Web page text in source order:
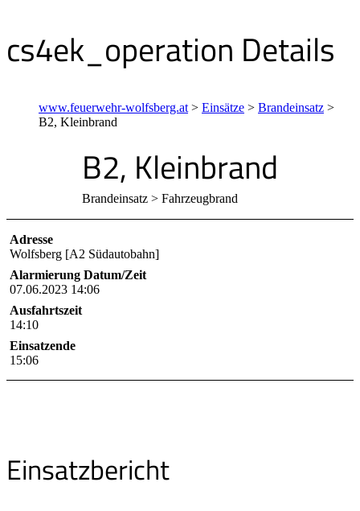
cs4ek_operation Details
www.feuerwehr-wolfsberg.at > Einsätze > Brandeinsatz >
B2, Kleinbrand
B2, Kleinbrand
Brandeinsatz > Fahrzeugbrand
Adresse
Wolfsberg [A2 Südautobahn]
Alarmierung Datum/Zeit
07.06.2023 14:06
Ausfahrtszeit
14:10
Einsatzende
15:06
Einsatzbericht